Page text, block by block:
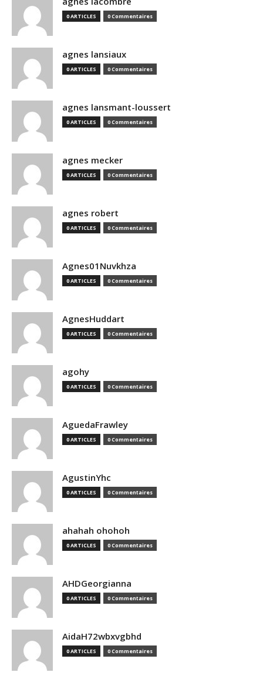
0 ARTICLES 0 Commentaires
agnes lansiaux
0 ARTICLES 0 Commentaires
agnes lansmant-loussert
0 ARTICLES 0 Commentaires
agnes mecker
0 ARTICLES 0 Commentaires
agnes robert
0 ARTICLES 0 Commentaires
Agnes01Nuvkhza
0 ARTICLES 0 Commentaires
AgnesHuddart
0 ARTICLES 0 Commentaires
agohy
0 ARTICLES 0 Commentaires
AguedaFrawley
0 ARTICLES 0 Commentaires
AgustinYhc
0 ARTICLES 0 Commentaires
ahahah ohohoh
0 ARTICLES 0 Commentaires
AHDGeorgianna
0 ARTICLES 0 Commentaires
AidaH72wbxvgbhd
0 ARTICLES 0 Commentaires